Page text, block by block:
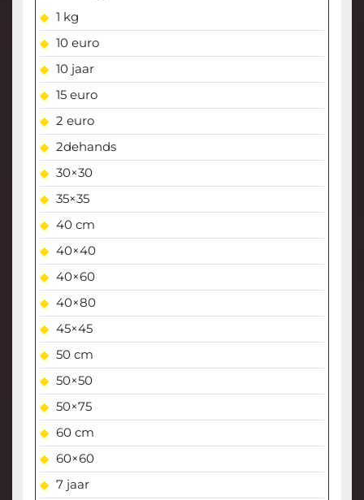
1 kg
10 euro
10 jaar
15 euro
2 euro
2dehands
30×30
35×35
40 cm
40×40
40×60
40×80
45×45
50 cm
50×50
50×75
60 cm
60×60
7 jaar